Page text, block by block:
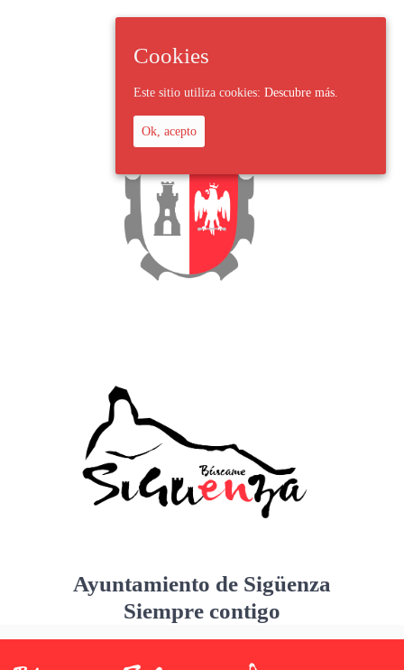
Ayuntamiento de Sigüenza
Siempre contigo
Cookies
Este sitio utiliza cookies: Descubre más.
Ok, acepto